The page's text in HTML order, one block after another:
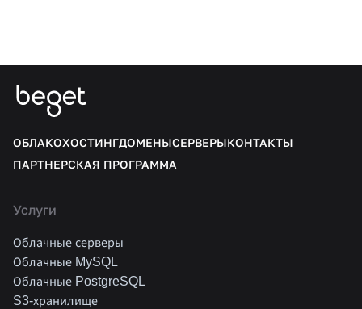
ОБЛАКОХОСТИНГДОМЕНЫСЕРВЕРЫКОНТАКТЫ
ПАРТНЕРСКАЯ ПРОГРАММА
Услуги
Облачные серверы
Облачные MySQL
Облачные PostgreSQL
S3-хранилище